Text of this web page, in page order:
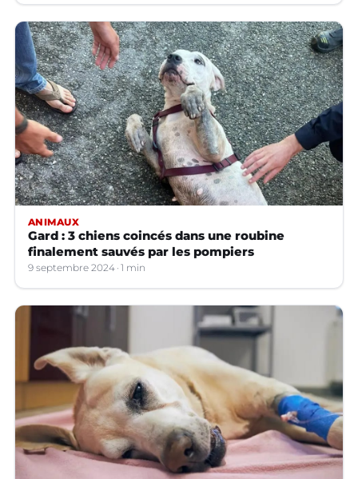
ANIMAUX
Gard : 3 chiens coincés dans une roubine
finalement sauvés par les pompiers
9 septembre 2024 1 min